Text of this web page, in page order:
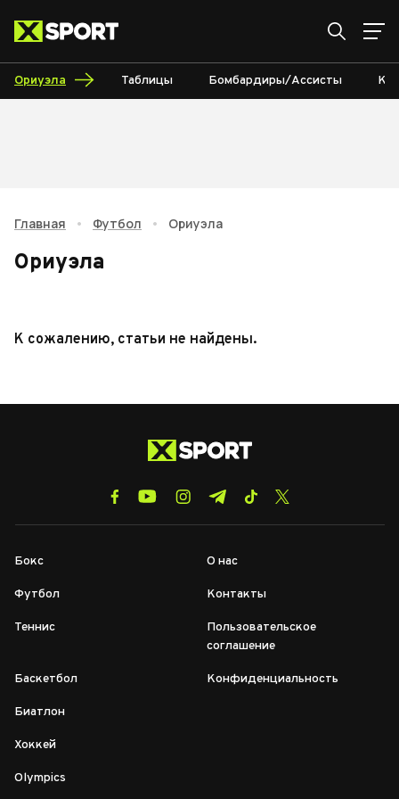
Ориуэла Таблицы Бомбардиры/Ассисты
Главная • Футбол • Ориуэла
Ориуэла
К сожалению, статьи не найдены.
Бокс
Футбол
Теннис
Баскетбол
Биатлон
Хоккей
Olympics
О нас
Контакты
Пользовательское
соглашение
Конфиденциальность